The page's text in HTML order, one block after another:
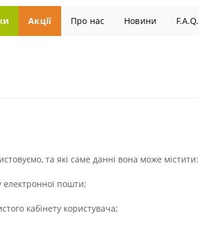
Акції Про нас Новини F.A.Q.
та які саме данні вона може містити:
електронної пошти;
кабінету користувача;